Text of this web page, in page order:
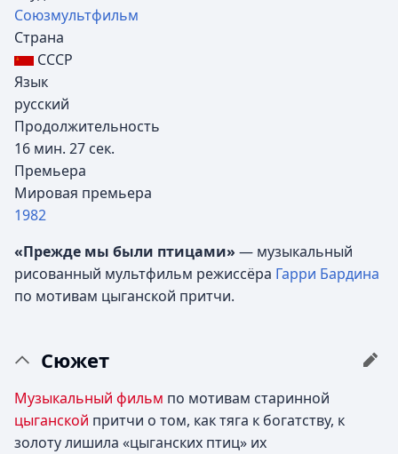
Союзмультфильм
Страна
СССР
Язык
русский
Продолжительность
16 мин. 27 сек.
Премьера
Мировая премьера
1982
«Прежде мы были птицами» — музыкальный
рисованный мультфильм режиссёра Гарри Бардина
по мотивам цыганской притчи.
Сюжет
Музыкальный фильм по мотивам старинной
цыганской притчи о том, как тяга к богатству, к
золоту лишила «цыганских птиц» их